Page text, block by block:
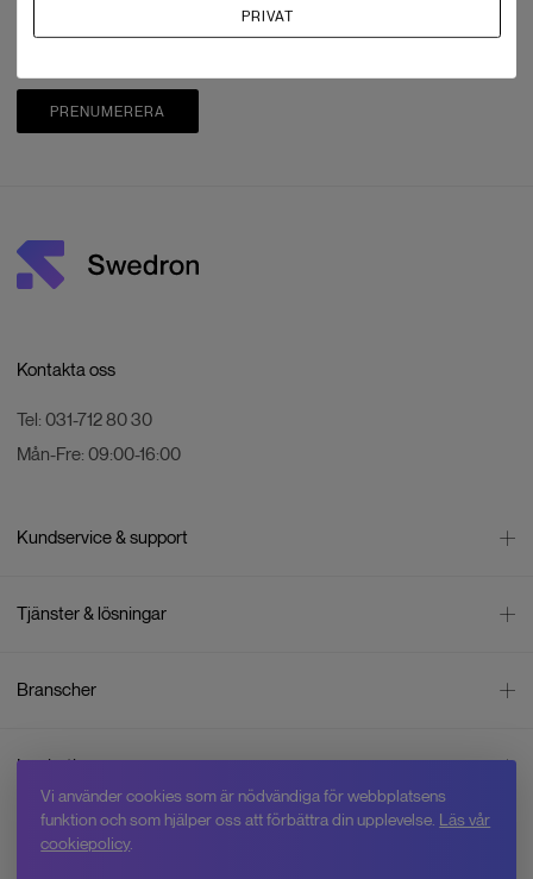
PRIVAT
PRENUMERERA
Kontakta oss
Tel: 031-712 80 30
Mån-Fre: 09:00-16:00
Kundservice & support
Leverans
Reklamation & återköp
Integritetspolicy
Cookiepolicy
Jobba hos Swedron
Tjänster & lösningar
Företagsrådgivning
Företagsleasing
Hyr drönare
Service & reparation
Branscher
Skogsbruk
Övervakning
Inspiration
Om oss
Varför Swedron
Vi använder cookies som är nödvändiga för webbplatsens
funktion och som hjälper oss att förbättra din upplevelse. Läs vår
cookiepolicy.